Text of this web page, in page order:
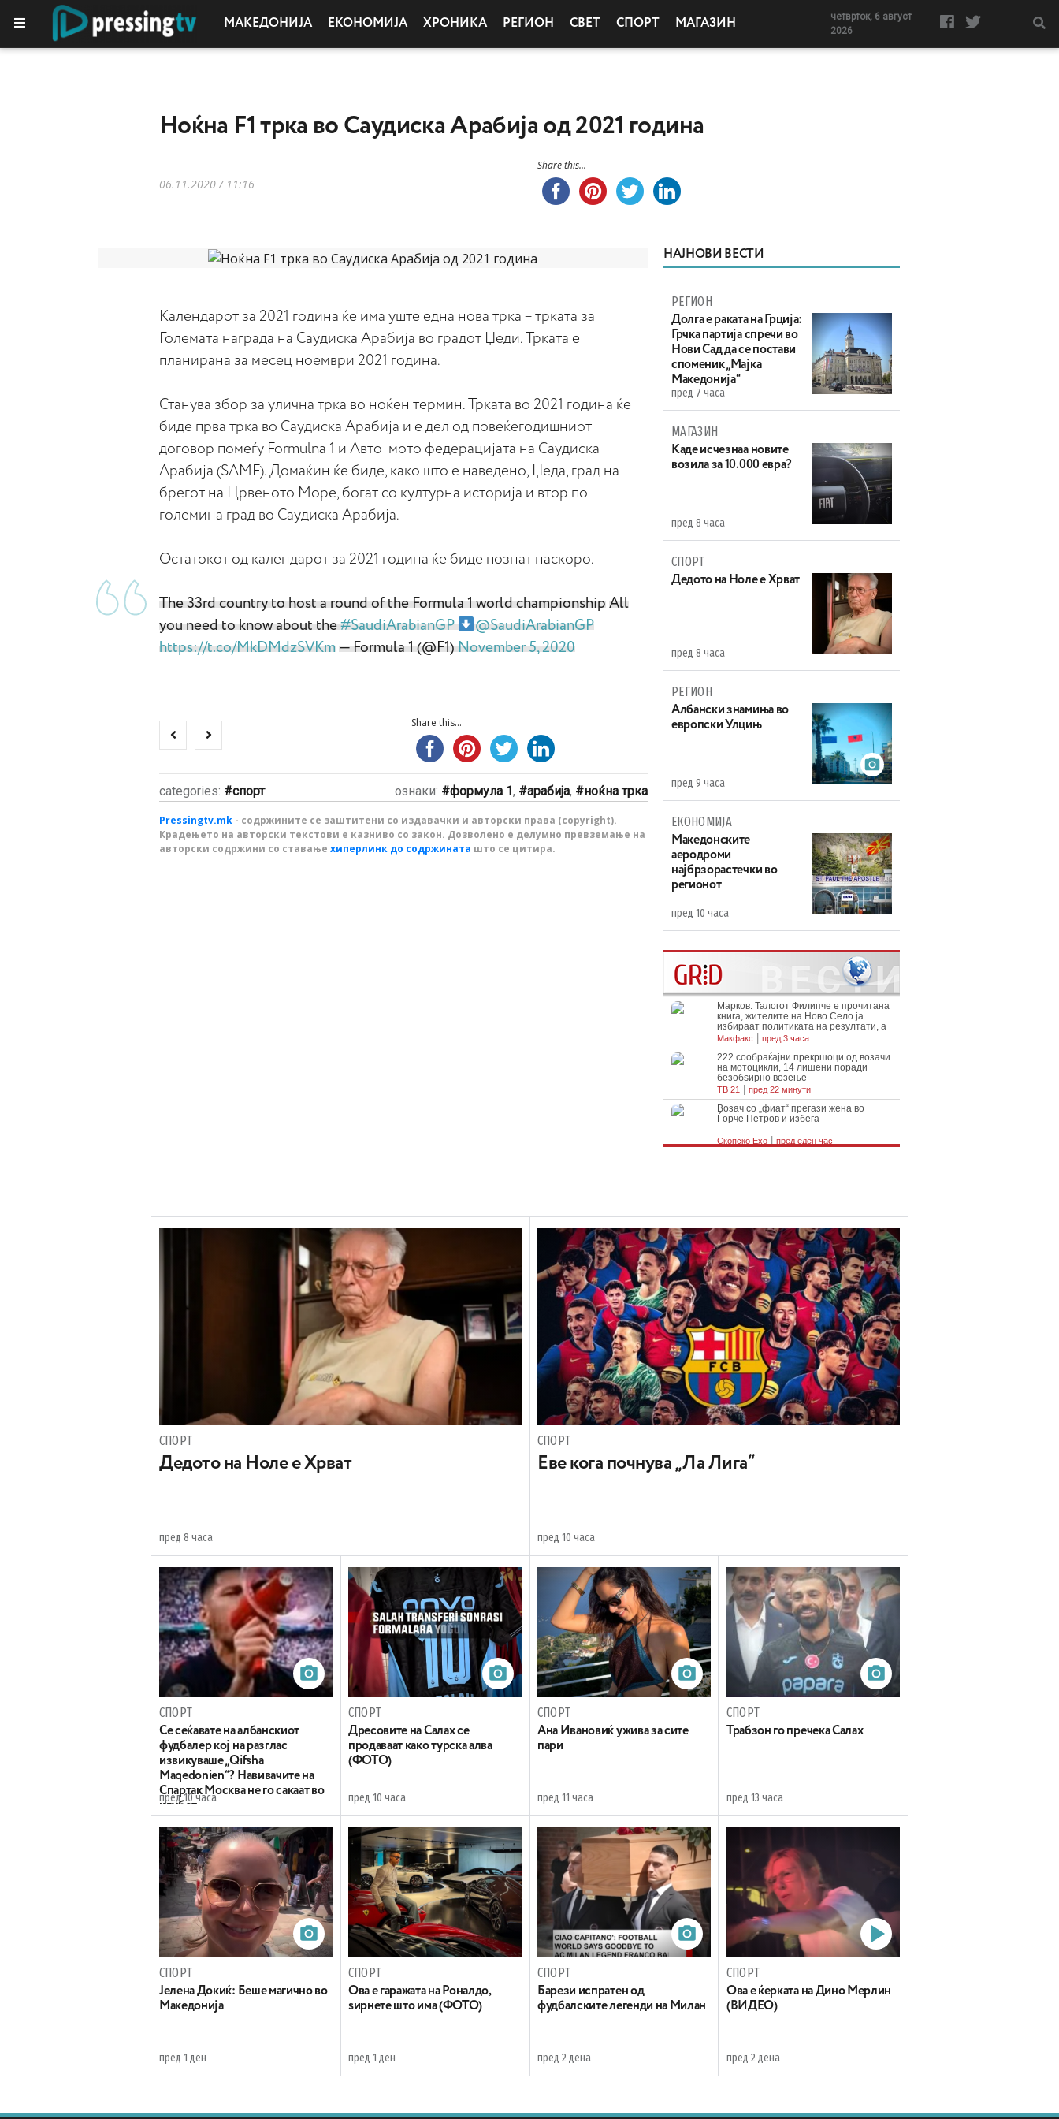
МАКЕДОНИЈА ЕКОНОМИЈА ХРОНИКА РЕГИОН СВЕТ СПОРТ МАГАЗИН
четврток, 6 август
2026
Ноќна F1 трка во Саудиска Арабија од 2021 година
06.11.2020 / 11:16
Share this...
Календарот за 2021 година ќе има уште една нова трка – трката за
Големата награда на Саудиска Арабија во градот Џеди. Трката е
планирана за месец ноември 2021 година.
Станува збор за улична трка во ноќен термин. Трката во 2021 година ќе
биде прва трка во Саудиска Арабија и е дел од повеќегодишниот
договор помеѓу Formulna 1 и Авто-мото федерацијата на Саудиска
Арабија (SAMF). Домаќин ќе биде, како што е наведено, Џеда, град на
брегот на Црвеното Море, богат со културна историја и втор по
големина град во Саудиска Арабија.
Остатокот од календарот за 2021 година ќе биде познат наскоро.
The 33rd country to host a round of the Formula 1 world championship All
you need to know about the#SaudiArabianGP
@SaudiArabianGP
https://t.co/MkDMdzSVKm — Formula 1 (@F1)November 5, 2020
Share this...
categories: спорт ознаки: формула 1, арабија, ноќна трка
Pressingtv.mk - содржините се заштитени со издавачки и авторски права (copyright).
Крадењето на авторски текстови е казниво со закон. Дозволено е делумно превземање на
авторски содржини со ставање хиперлинк до содржината што се цитира.
НАЈНОВИ ВЕСТИ
РЕГИОН
Долга е раката на Грција:
Грчка партија спречи во
Нови Сад да се постави
споменик „Мајка
Македонија“
пред 7 часа
МАГАЗИН
Каде исчезнаа новите
возила за 10.000 евра?
пред 8 часа
СПОРТ
Дедото на Ноле е Хрват
пред 8 часа
РЕГИОН
Aлбански знамиња во
европски Улцињ
пред 9 часа
ЕКОНОМИЈА
Maкедонските
аеродроми
најбрзорастечки во
регионот
пред 10 часа
СПОРТ
Дедото на Ноле е Хрват
пред 8 часа
СПОРТ
Еве кога почнува „Ла Лига“
пред 10 часа
СПОРТ
Се сеќавате на албанскиот
фудбалер кој на разглас
извикуваше „Qifsha
Maqedonien“? Навивачите на
Спартак Москва не го сакаат во
клубот
пред 10 часа
СПОРТ
Дресовите на Салах се
продаваат како турска алва
(ФОТО)
пред 10 часа
СПОРТ
Ана Ивановиќ ужива за сите
пари
пред 11 часа
СПОРТ
Трабзон го пречека Салах
пред 13 часа
СПОРТ
Јелена Докиќ: Беше магично во
Македонија
пред 1 ден
СПОРТ
Ова е гаражата на Роналдо,
ѕирнете што има (ФОТО)
пред 1 ден
СПОРТ
Барези испратен од
фудбалските легенди на Милан
пред 2 дена
СПОРТ
Oва е ќерката на Дино Мерлин
(ВИДЕО)
пред 2 дена